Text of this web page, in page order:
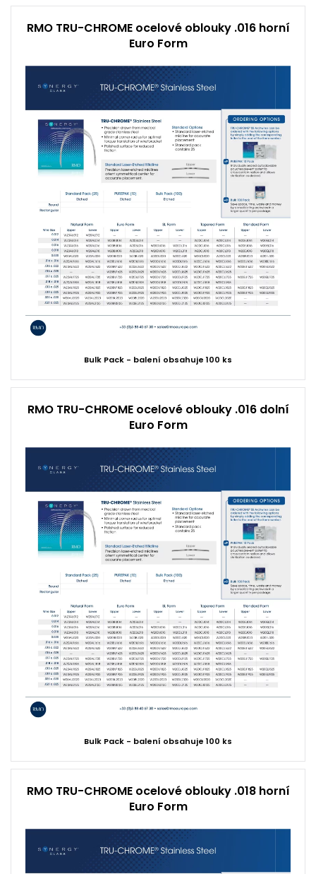
RMO TRU-CHROME ocelové oblouky .016 horní
Euro Form
Bulk Pack - balení obsahuje 100 ks
RMO TRU-CHROME ocelové oblouky .016 dolní
Euro Form
Bulk Pack - balení obsahuje 100 ks
RMO TRU-CHROME ocelové oblouky .018 horní
Euro Form